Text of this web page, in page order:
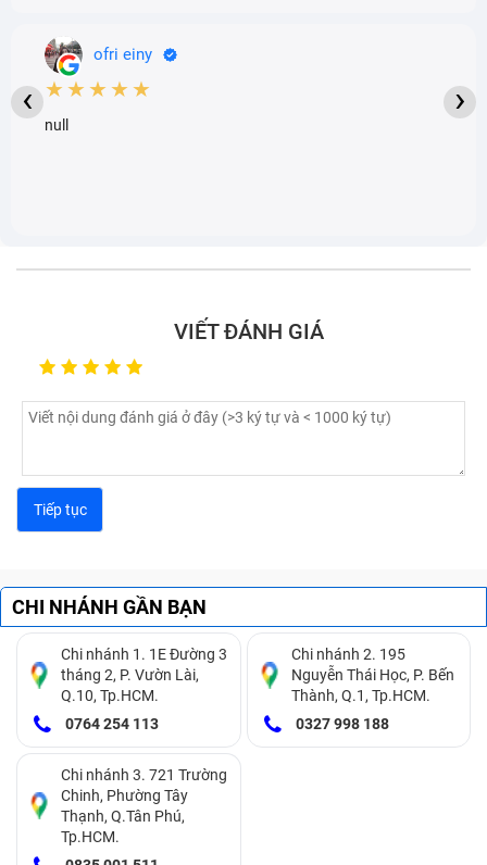
ofri einy
★★★★★
null
‹ ›
VIẾT ĐÁNH GIÁ
CHI NHÁNH GẦN BẠN
Chi nhánh 1. 1E Đường 3
tháng 2, P. Vườn Lài,
Q.10, Tp.HCM.
0764 254 113
Chi nhánh 2. 195
Nguyễn Thái Học, P. Bến
Thành, Q.1, Tp.HCM.
0327 998 188
Chi nhánh 3. 721 Trường
Chinh, Phường Tây
Thạnh, Q.Tân Phú,
Tp.HCM.